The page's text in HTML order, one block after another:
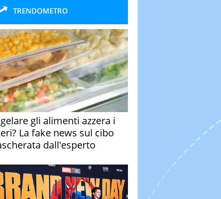
TRENDOMETRO
gli alimenti azzera i
La fake news sul cibo
dall'esperto